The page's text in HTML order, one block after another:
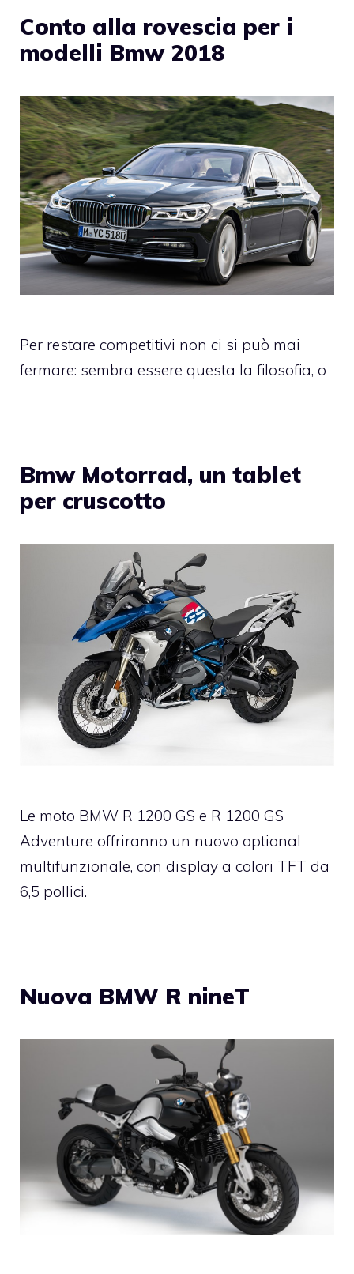
Conto alla rovescia per i
modelli Bmw 2018
Per restare competitivi non ci si può mai
fermare: sembra essere questa la filosofia, o
Bmw Motorrad, un tablet
per cruscotto
Le moto BMW R 1200 GS e R 1200 GS
Adventure offriranno un nuovo optional
multifunzionale, con display a colori TFT da
6,5 pollici.
Nuova BMW R nineT